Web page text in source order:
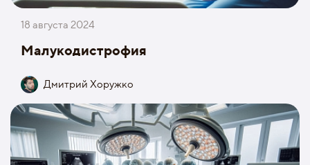
18 августа 2024
Малукодистрофия
Дмитрий Хоружко